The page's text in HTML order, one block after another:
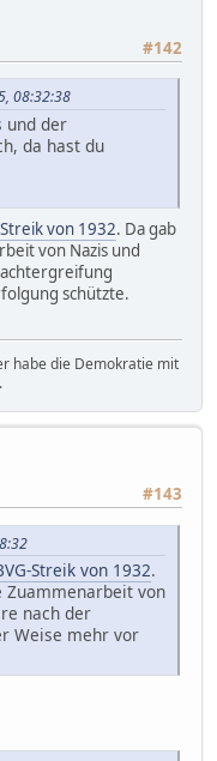
#142
08:32:38
und der
da hast du
von 1932. Da gab
von Nazis und
schützte.
habe die Demokratie mit
#143
Streik von 1932.
Zuammenarbeit von
nach der
Weise mehr vor